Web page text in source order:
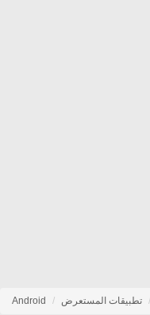
Android تطبيقات المستعرض